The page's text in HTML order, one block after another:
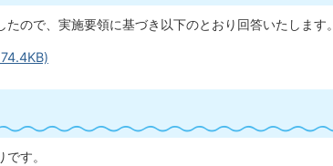
ので、実施要領に基づき以下のとおり回答いたします。
す。